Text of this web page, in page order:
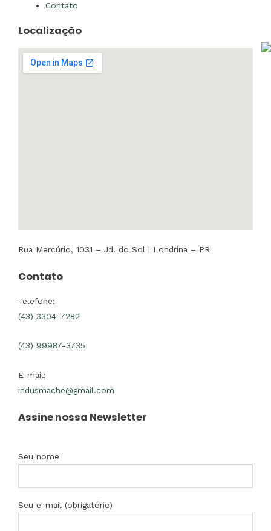
Contato
Localização
Rua Mercúrio, 1031 – Jd. do Sol | Londrina – PR
Contato
Telefone:
(43) 3304-7282
(43) 99987-3735
E-mail:
indusmache@gmail.com
Assine nossa Newsletter
Seu nome
Seu e-mail (obrigatório)